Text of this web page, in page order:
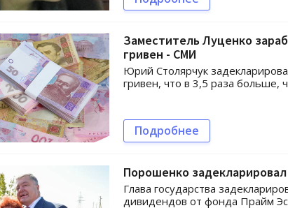
Заместитель Луценко
гривен - СМИ
Юрий Столярчук
гривен, что в 3,5 раза
Подробнее
Порошенко
Глава государства
дивидендов от фонда Прайм